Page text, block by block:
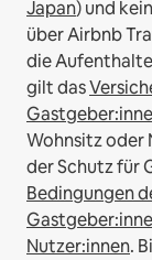
Japan) und
über Airbnb
die
gilt das
Wohnsitz oder
der Schutz für
Bedingungen
Nutzer:innen.